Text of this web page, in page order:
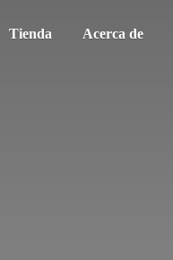
Tienda Acerca de